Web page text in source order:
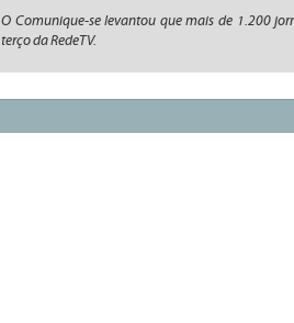
O Comunique-se levantou que mais de 1.200
terço da RedeTV.